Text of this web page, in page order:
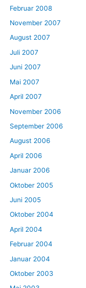
Februar 2008
November 2007
August 2007
Juli 2007
Juni 2007
Mai 2007
April 2007
November 2006
September 2006
August 2006
April 2006
Januar 2006
Oktober 2005
Juni 2005
Oktober 2004
April 2004
Februar 2004
Januar 2004
Oktober 2003